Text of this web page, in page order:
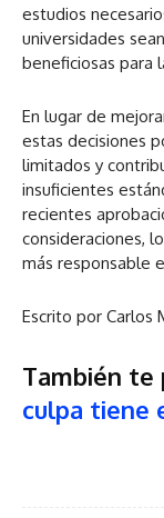
estudios
universidades
beneficiosas para
En lugar de
estas decisiones
limitados y
insuficientes
recientes
consideraciones,
más responsable
Escrito por Carlos
También te
culpa tiene